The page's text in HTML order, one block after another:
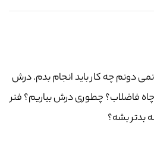
دونم چه کار باید انجام بدم. درش
چاه فاضلاب؟ چطوری درش بیاریم؟ فنر
بدتر بشه؟